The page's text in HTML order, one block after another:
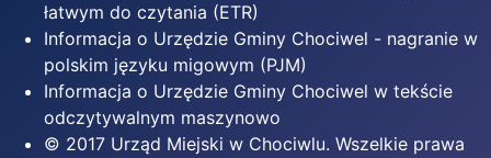
łatwym do czytania (ETR)
Informacja o Urzędzie Gminy Chociwel - nagranie w
polskim języku migowym (PJM)
Informacja o Urzędzie Gminy Chociwel w tekście
odczytywalnym maszynowo
© 2017 Urząd Miejski w Chociwlu. Wszelkie prawa